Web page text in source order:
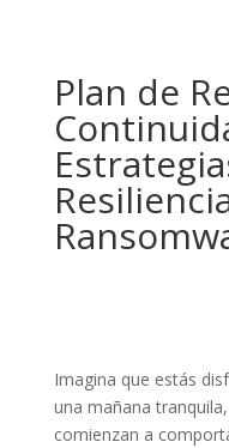
Plan de
Imagina que estás
una mañana
comienzan a